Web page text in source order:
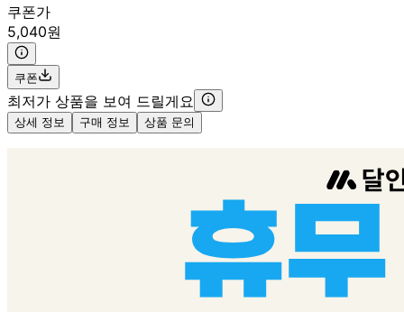
쿠폰가
5,040원
쿠폰
최저가 상품을 보여 드릴게요
상세 정보 구매 정보 상품 문의